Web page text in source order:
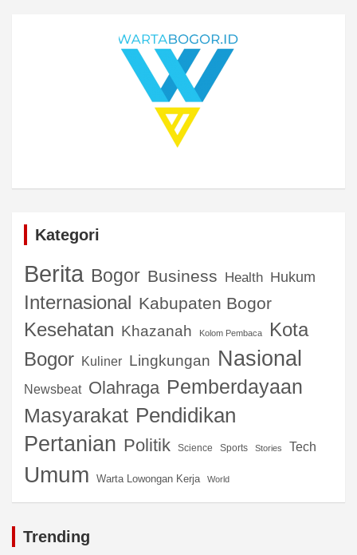
Kategori
Berita Bogor Business Health Hukum
Internasional Kabupaten Bogor
Kesehatan Khazanah Kolom Pembaca
Kota
Bogor
Kuliner Lingkungan Nasional
Newsbeat Olahraga Pemberdayaan
Masyarakat Pendidikan
Pertanian Politik Science Sports Stories Tech
Umum Warta Lowongan Kerja World
Trending